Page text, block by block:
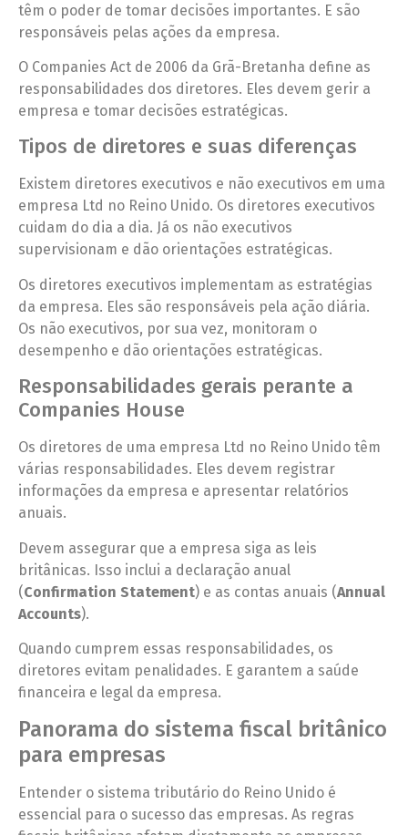
têm o poder de tomar decisões importantes. E são
responsáveis pelas ações da empresa.
O Companies Act de 2006 da Grã-Bretanha define as
responsabilidades dos diretores. Eles devem gerir a
empresa e tomar decisões estratégicas.
Tipos de diretores e suas diferenças
Existem diretores executivos e não executivos em uma
empresa Ltd no Reino Unido. Os diretores executivos
cuidam do dia a dia. Já os não executivos
supervisionam e dão orientações estratégicas.
Os diretores executivos implementam as estratégias
da empresa. Eles são responsáveis pela ação diária.
Os não executivos, por sua vez, monitoram o
desempenho e dão orientações estratégicas.
Responsabilidades gerais perante a
Companies House
Os diretores de uma empresa Ltd no Reino Unido têm
várias responsabilidades. Eles devem registrar
informações da empresa e apresentar relatórios
anuais.
Devem assegurar que a empresa siga as leis
britânicas. Isso inclui a declaração anual
(Confirmation Statement) e as contas anuais (Annual
Accounts).
Quando cumprem essas responsabilidades, os
diretores evitam penalidades. E garantem a saúde
financeira e legal da empresa.
Panorama do sistema fiscal britânico
para empresas
Entender o sistema tributário do Reino Unido é
essencial para o sucesso das empresas. As regras